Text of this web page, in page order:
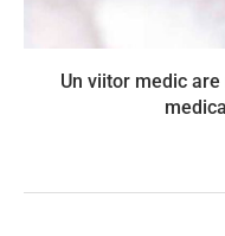
Un viitor medic